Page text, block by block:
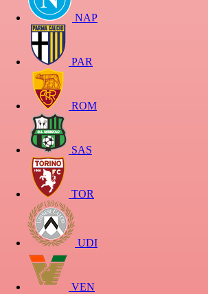
NAP
PAR
ROM
SAS
TOR
UDI
VEN